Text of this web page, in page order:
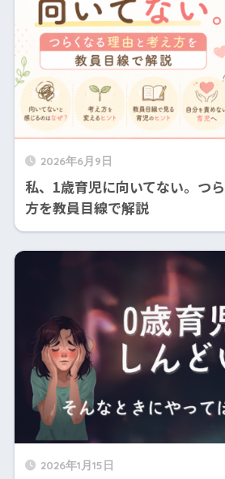
2026年6月9日
私、1歳育児に向いてない。つ
方を教員目線で解説
2026年1月15日